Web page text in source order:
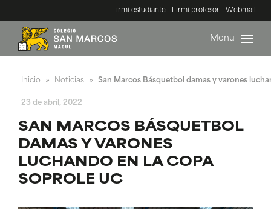
Lirmi estudiante Lirmi profesor Webmail
Menu
Inicio » Noticias » San Marcos Básquetbol damas y varones
23 de abril, 2022
SAN MARCOS BÁSQUETBOL
DAMAS Y VARONES
LUCHANDO EN LA COPA
SOPROLE UC